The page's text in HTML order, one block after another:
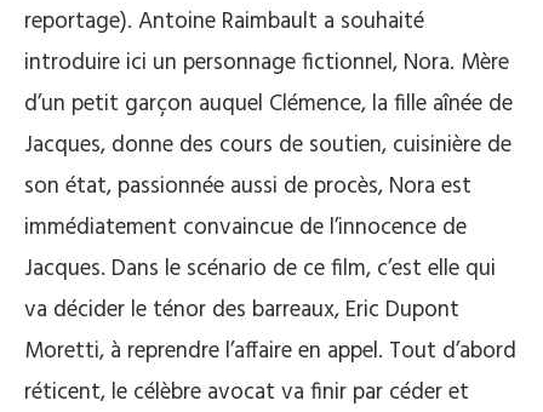
reportage). Antoine Raimbault a souhaité
introduire ici un personnage fictionnel, Nora. Mère
d’un petit garçon auquel Clémence, la fille aînée de
Jacques, donne des cours de soutien, cuisinière de
son état, passionnée aussi de procès, Nora est
immédiatement convaincue de l’innocence de
Jacques. Dans le scénario de ce film, c’est elle qui
va décider le ténor des barreaux, Eric Dupont
Moretti, à reprendre l’affaire en appel. Tout d’abord
réticent, le célèbre avocat va finir par céder et